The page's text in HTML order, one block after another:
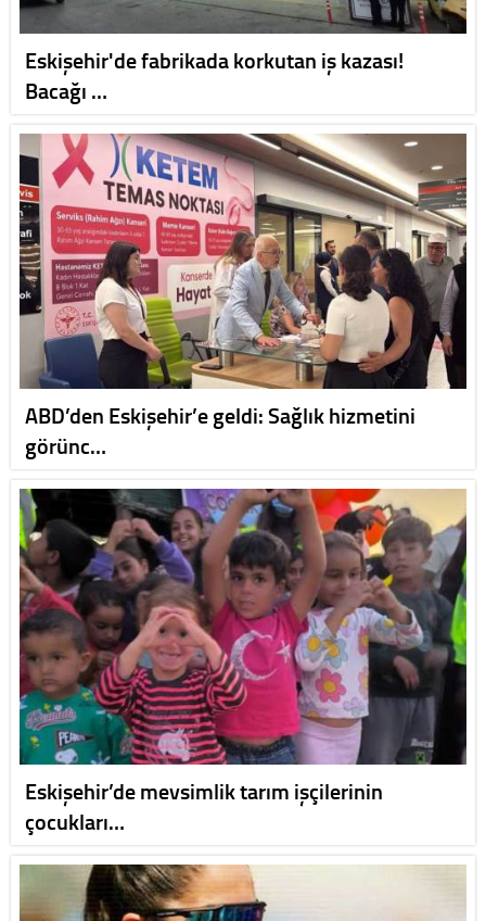
Eskişehir'de fabrikada korkutan iş kazası!
Bacağı …
ABD’den Eskişehir’e geldi: Sağlık hizmetini
görünc…
Eskişehir’de mevsimlik tarım işçilerinin
çocukları…